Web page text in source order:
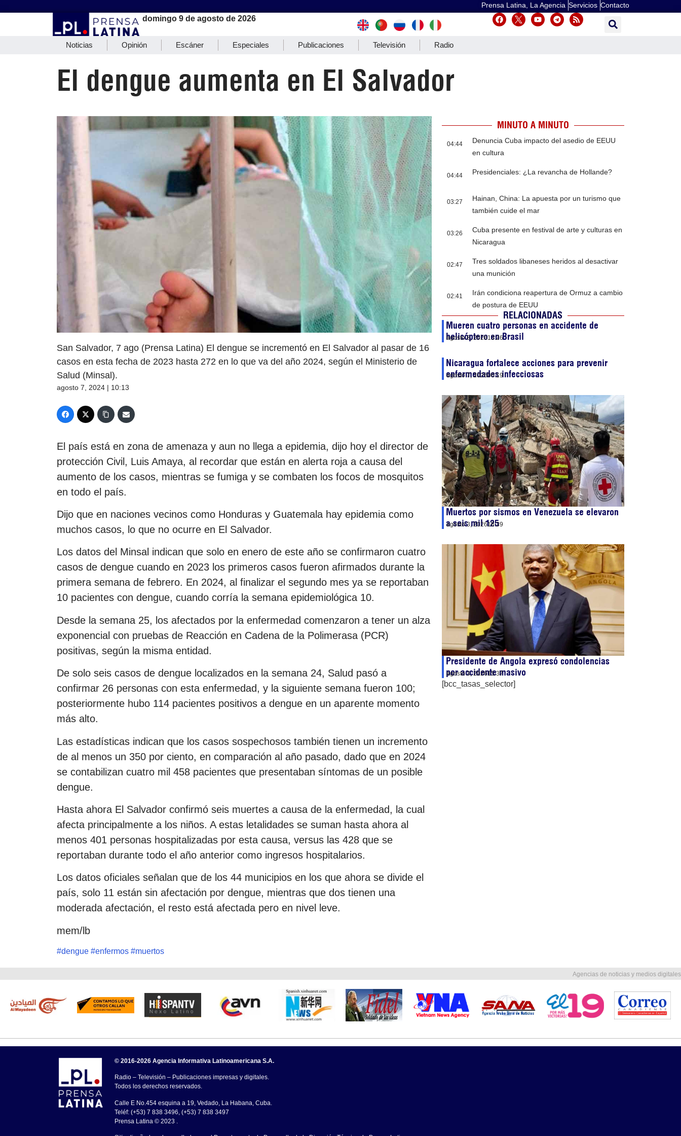
Prensa Latina, La Agencia Servicios Contacto
domingo 9 de agosto de 2026
Noticias Opinión Escáner Especiales Publicaciones Televisión Radio
El dengue aumenta en El Salvador
San Salvador, 7 ago (Prensa Latina) El dengue se incrementó en El Salvador al pasar de 16
casos en esta fecha de 2023 hasta 272 en lo que va del año 2024, según el Ministerio de
Salud (Minsal).
agosto 7, 2024 | 10:13
El país está en zona de amenaza y aun no llega a epidemia, dijo hoy el director de
protección Civil, Luis Amaya, al recordar que están en alerta roja a causa del
aumento de los casos, mientras se fumiga y se combaten los focos de mosquitos
en todo el país.
Dijo que en naciones vecinos como Honduras y Guatemala hay epidemia como
muchos casos, lo que no ocurre en El Salvador.
Los datos del Minsal indican que solo en enero de este año se confirmaron cuatro
casos de dengue cuando en 2023 los primeros casos fueron afirmados durante la
primera semana de febrero. En 2024, al finalizar el segundo mes ya se reportaban
10 pacientes con dengue, cuando corría la semana epidemiológica 10.
Desde la semana 25, los afectados por la enfermedad comenzaron a tener un alza
exponencial con pruebas de Reacción en Cadena de la Polimerasa (PCR)
positivas, según la misma entidad.
De solo seis casos de dengue localizados en la semana 24, Salud pasó a
confirmar 26 personas con esta enfermedad, y la siguiente semana fueron 100;
posteriormente hubo 114 pacientes positivos a dengue en un aparente momento
más alto.
Las estadísticas indican que los casos sospechosos también tienen un incremento
de al menos un 350 por ciento, en comparación al año pasado, dado que en 2024
se contabilizan cuatro mil 458 pacientes que presentaban síntomas de un posible
dengue.
Hasta ahora El Salvador confirmó seis muertes a causa de la enfermedad, la cual
afecta principalmente a los niños. A estas letalidades se suman hasta ahora al
menos 401 personas hospitalizadas por esta causa, versus las 428 que se
reportaban durante todo el año anterior como ingresos hospitalarios.
Los datos oficiales señalan que de los 44 municipios en los que ahora se divide el
país, solo 11 están sin afectación por dengue, mientras que dos tienen una
moderada afectación, el resto está afectada pero en nivel leve.
mem/lb
#dengue #enfermos #muertos
MINUTO A MINUTO
04:44
Denuncia Cuba impacto del asedio de EEUU
en cultura
04:44 Presidenciales: ¿La revancha de Hollande?
03:27
Hainan, China: La apuesta por un turismo que
también cuide el mar
03:26
Cuba presente en festival de arte y culturas en
Nicaragua
02:47
Tres soldados libaneses heridos al desactivar
una munición
02:41
Irán condiciona reapertura de Ormuz a cambio
de postura de EEUU
RELACIONADAS
Mueren cuatro personas en accidente de
helicóptero en Brasil
agosto 8, 202613:26
Nicaragua fortalece acciones para prevenir
enfermedades infecciosas
agosto 7, 202606:19
Muertos por sismos en Venezuela se elevaron
a seis mil 125
agosto 3, 202618:39
Presidente de Angola expresó condolencias
por accidente masivo
agosto 3, 202615:37
[bcc_tasas_selector]
Agencias de noticias y medios digitales
© 2016-2026 Agencia Informativa Latinoamericana S.A.
Radio – Televisión – Publicaciones impresas y digitales.
Todos los derechos reservados.
Calle E No.454 esquina a 19, Vedado, La Habana, Cuba.
Teléf: (+53) 7 838 3496, (+53) 7 838 3497
Prensa Latina © 2023 .